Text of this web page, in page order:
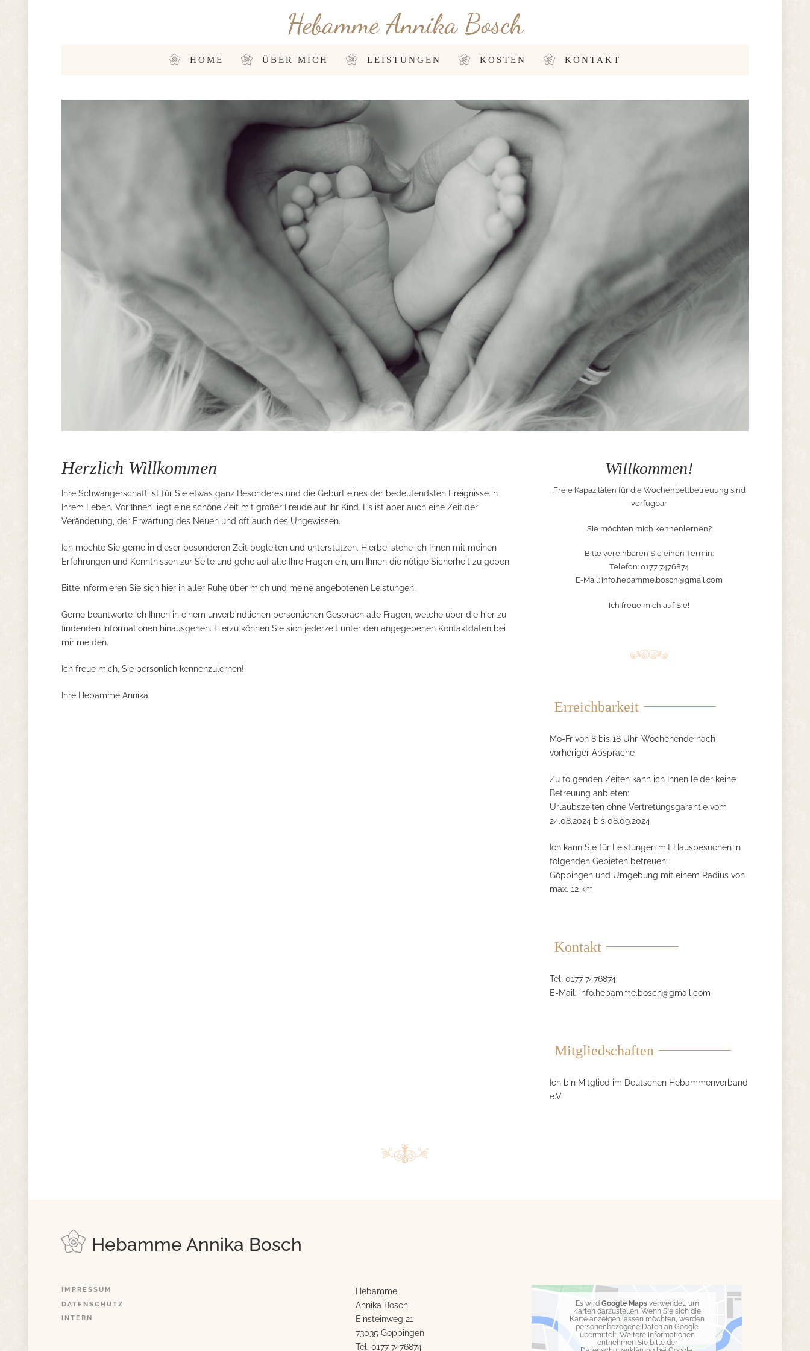
Hebamme Annika Bosch
HOME ÜBER MICH LEISTUNGEN KOSTEN KONTAKT
Herzlich Willkommen
Ihre Schwangerschaft ist für Sie etwas ganz Besonderes und die Geburt eines der bedeutendsten Ereignisse in
Ihrem Leben. Vor Ihnen liegt eine schöne Zeit mit großer Freude auf Ihr Kind. Es ist aber auch eine Zeit der
Veränderung, der Erwartung des Neuen und oft auch des Ungewissen.
Ich möchte Sie gerne in dieser besonderen Zeit begleiten und unterstützen. Hierbei stehe ich Ihnen mit meinen
Erfahrungen und Kenntnissen zur Seite und gehe auf alle Ihre Fragen ein, um Ihnen die nötige Sicherheit zu geben.
Bitte informieren Sie sich hier in aller Ruhe über mich und meine angebotenen Leistungen.
Gerne beantworte ich Ihnen in einem unverbindlichen persönlichen Gespräch alle Fragen, welche über die hier zu
findenden Informationen hinausgehen. Hierzu können Sie sich jederzeit unter den angegebenen Kontaktdaten bei
mir melden.
Ich freue mich, Sie persönlich kennenzulernen!
Ihre Hebamme Annika
Willkommen!
Freie Kapazitäten für die Wochenbettbetreuung sind
verfügbar
Sie möchten mich kennenlernen?
Bitte vereinbaren Sie einen Termin:
Telefon: 0177 7476874
E-Mail: info.hebamme.bosch@gmail.com
Ich freue mich auf Sie!
Erreichbarkeit
Mo-Fr von 8 bis 18 Uhr, Wochenende nach
vorheriger Absprache
Zu folgenden Zeiten kann ich Ihnen leider keine
Betreuung anbieten:
Urlaubszeiten ohne Vertretungsgarantie vom
24.08.2024 bis 08.09.2024
Ich kann Sie für Leistungen mit Hausbesuchen in
folgenden Gebieten betreuen:
Göppingen und Umgebung mit einem Radius von
max. 12 km
Kontakt
Tel: 0177 7476874
E-Mail: info.hebamme.bosch@gmail.com
Mitgliedschaften
Ich bin Mitglied im Deutschen Hebammenverband
e.V.
Hebamme Annika Bosch
IMPRESSUM
DATENSCHUTZ
INTERN
Hebamme
Annika Bosch
Einsteinweg 21
73035 Göppingen
Tel. 0177 7476874
Es wird Google Mapsverwendet, um
Karten darzustellen. Wenn Sie sich die
Karte anzeigen lassen möchten, werden
personenbezogene Daten an Google
übermittelt. Weitere Informationen
entnehmen Sie bitte der